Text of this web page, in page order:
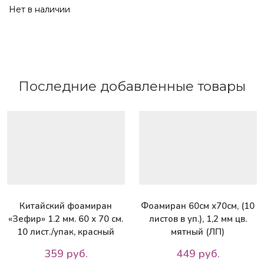
Нет в наличии
Последние добавленные товары
Китайский фоамиран
«Зефир» 1.2 мм. 60 х 70 см.
10 лист./упак, красный
359 руб.
Фоамиран 60см х70см, (10
листов в уп.), 1,2 мм цв.
мятный (ЛП)
449 руб.